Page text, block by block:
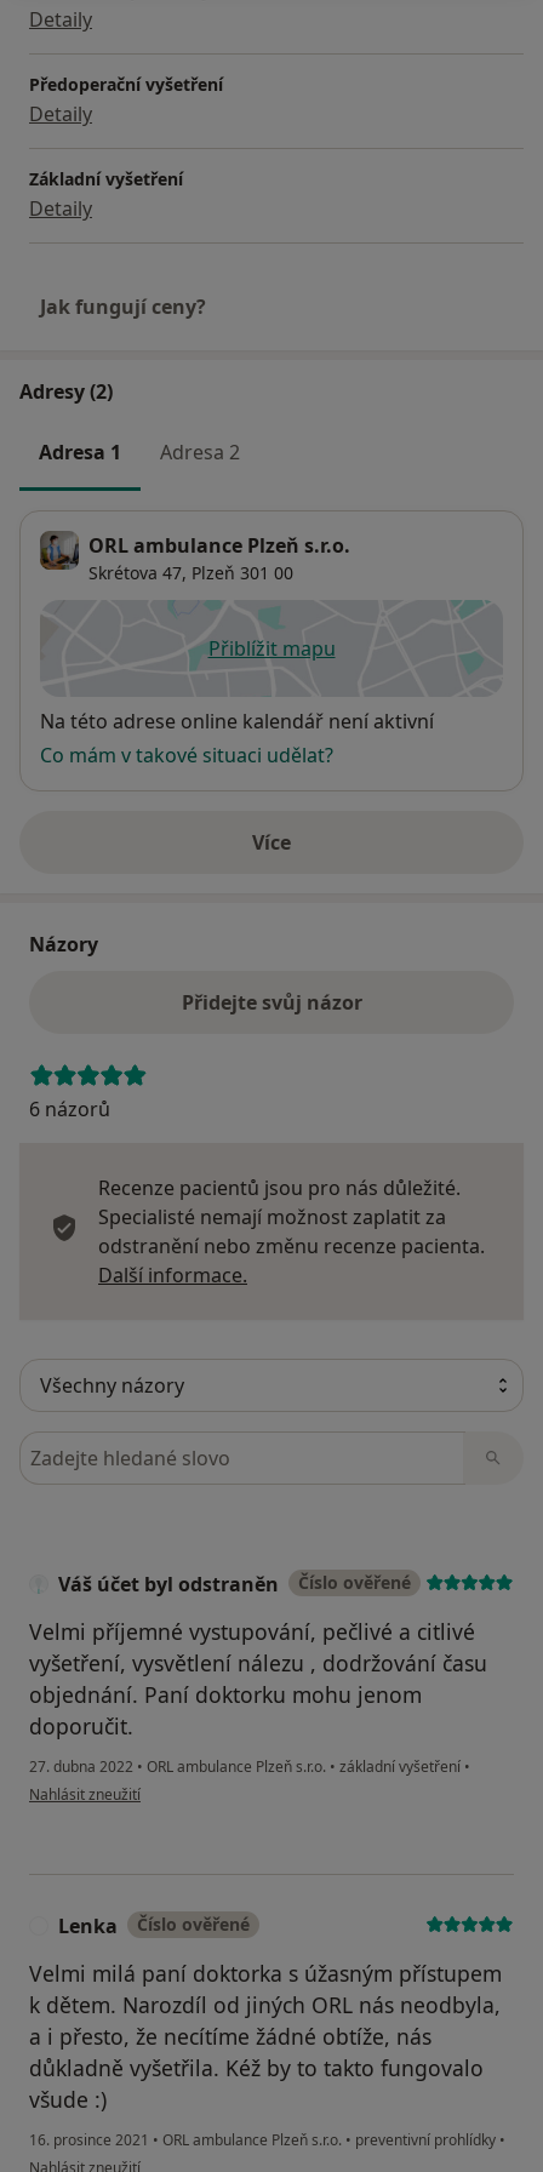
možnostem pacienta
➕ díky objednání na určitý čas odpadá dlouhý pobyt v
➕ pacient může komunikovat osobně, telefonicky i
emailem
Detaily
Předoperační vyšetření
Detaily
Základní vyšetření
Detaily
Jak fungují ceny?
Adresy (2)
Adresa 1 Adresa 2
ORL ambulance Plzeň s.r.o.
Skrétova 47, Plzeň 301 00
Přiblížit mapuse otevře v nové záložce
Dostupnost
Na této adrese online kalendář není aktivní
Co mám v takové situaci udělat?
Víceo adrese
Názory
Přidejte svůj názor
6 názorů
Recenze pacientů jsou pro nás důležité.
Specialisté nemají možnost zaplatit za
odstranění nebo změnu recenze pacienta.
Další informace.
Hledejte v názorech
Váš účet byl odstraněn Číslo ověřené
Velmi příjemné vystupování, pečlivé a citlivé
vyšetření, vysvětlení nálezu , dodržování času
objednání. Paní doktorku mohu jenom
doporučit.
27. dubna 2022 • ORL ambulance Plzeň s.r.o. • základní vyšetření •
podle názoru uživatele Váš účet byl odstraněn
Nahlásit zneužití
Lenka Číslo ověřené
Velmi milá paní doktorka s úžasným přístupem
k dětem. Narozdíl od jiných ORL nás neodbyla,
a i přesto, že necítíme žádné obtíže, nás
důkladně vyšetřila. Kéž by to takto fungovalo
všude :)
16. prosince 2021 • ORL ambulance Plzeň s.r.o. • preventivní prohlídky •
podle názoru uživatele Lenka
Nahlásit zneužití